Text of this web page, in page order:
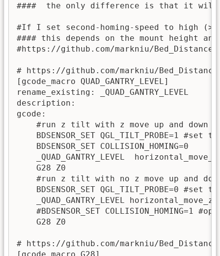
####  the only difference is that it
#If I set second-homing-speed to high
#### this depends on the mount height
#https://github.com/markniu/
# https://github.com/markniu/
[gcode_macro QUAD_GANTRY_LEVEL]
rename_existing: _QUAD_GANTRY_LEVEL
description:
gcode:
#run z tilt with z move up and down
BDSENSOR_SET QGL_TILT_PROBE=1 #set
    BDSENSOR_SET COLLISION_HOMING=0
_QUAD_GANTRY_LEVEL
    G28 Z0
#run z tilt with no z move up and
BDSENSOR_SET QGL_TILT_PROBE=0 #set
_QUAD_GANTRY_LEVEL
#BDSENSOR_SET COLLISION_HOMING=1
    G28 Z0
# https://github.com/markniu/